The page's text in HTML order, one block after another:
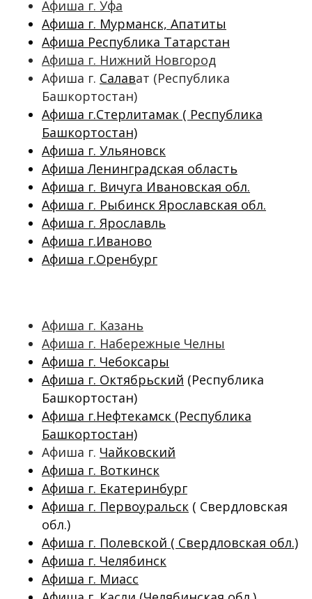
Афиша г. Уфа
Афиша г. Мурманск, Апатиты
Афиша Республика Татарстан
Афиша г. Нижний Новгород
Афиша г. Салават (Республика
Башкортостан)
Афиша г.Стерлитамак ( Республика
Башкортостан)
Афиша г. Ульяновск
Афиша Ленинградская область
Афиша г. Вичуга Ивановская обл.
Афиша г. Рыбинск Ярославская обл.
Афиша г. Ярославль
Афиша г.Иваново
Афиша г.Оренбург
Афиша г. Казань
Афиша г. Набережные Челны
Афиша г. Чебоксары
Афиша г. Октябрьский (Республика
Башкортостан)
Афиша г.Нефтекамск (Республика
Башкортостан)
Афиша г. Чайковский
Афиша г. Воткинск
Афиша г. Екатеринбург
Афиша г. Первоуральск ( Свердловская
обл.)
Афиша г. Полевской ( Свердловская обл.)
Афиша г. Челябинск
Афиша г. Миасс